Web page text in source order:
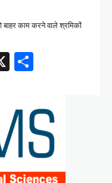
बाहर काम करने वाले श्रमिकों
X